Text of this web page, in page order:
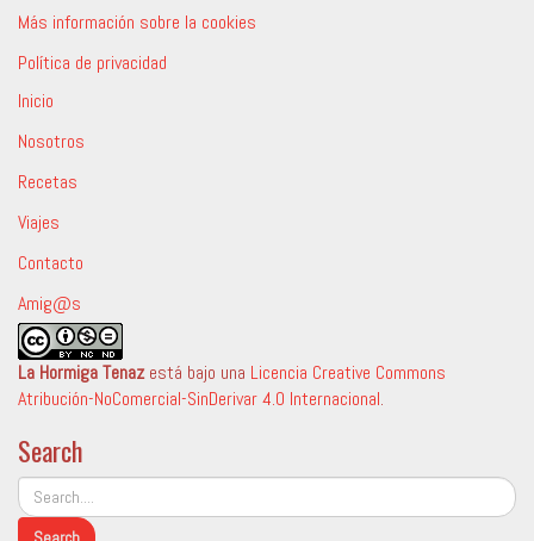
Más información sobre la cookies
Política de privacidad
Inicio
Nosotros
Recetas
Viajes
Contacto
Amig@s
La Hormiga Tenazestá bajo una Licencia Creative Commons
Atribución-NoComercial-SinDerivar 4.0 Internacional.
Search